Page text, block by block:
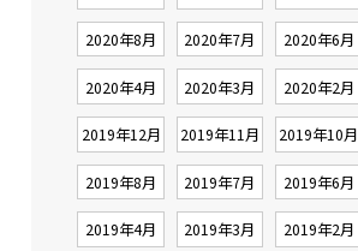
2020年8月 2020年7月 2020年6月
2020年4月 2020年3月 2020年2月
2019年12月 2019年11月 2019年10月
2019年8月 2019年7月 2019年6月
2019年4月 2019年3月 2019年2月